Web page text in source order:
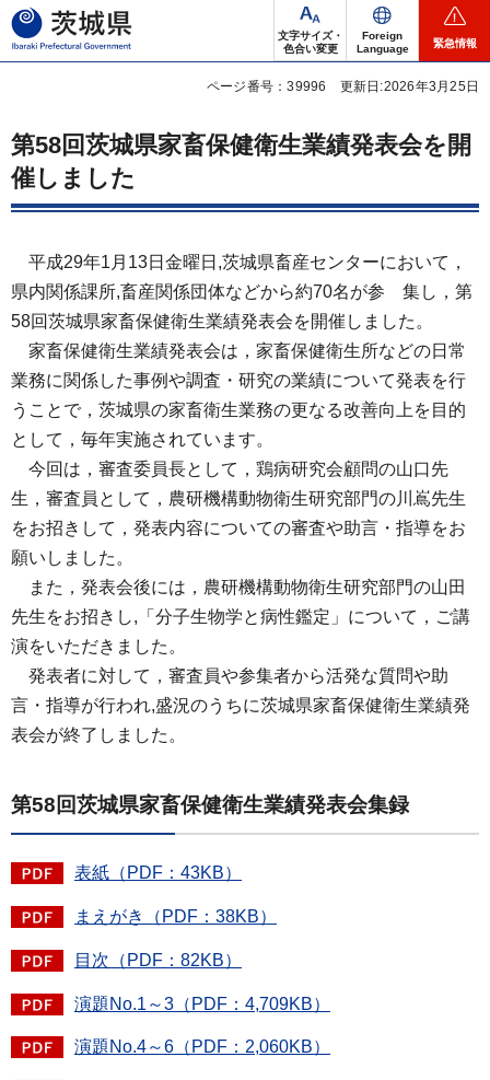
茨城県
文字サイズ・
色合い変更
Foreign
Language
緊急情報
ページ番号：39996 更新日:2026年3月25日
第58回茨城県家畜保健衛生業績発表会を開
催しました
平成29年1月13日金曜日,茨城県畜産センターにおいて，
県内関係課所,畜産関係団体などから約70名が参 集し，第
58回茨城県家畜保健衛生業績発表会を開催しました。
家畜保健衛生業績発表会は，家畜保健衛生所などの日常
業務に関係した事例や調査・研究の業績について発表を行
うことで，茨城県の家畜衛生業務の更なる改善向上を目的
として，毎年実施されています。
今回は，審査委員長として，鶏病研究会顧問の山口先
生，審査員として，農研機構動物衛生研究部門の川嶌先生
をお招きして，発表内容についての審査や助言・指導をお
願いしました。
また，発表会後には，農研機構動物衛生研究部門の山田
先生をお招きし,「分子生物学と病性鑑定」について，ご講
演をいただきました。
発表者に対して，審査員や参集者から活発な質問や助
言・指導が行われ,盛況のうちに茨城県家畜保健衛生業績発
表会が終了しました。
第58回茨城県家畜保健衛生業績発表会集録
表紙（PDF：43KB）
まえがき（PDF：38KB）
目次（PDF：82KB）
演題No.1～3（PDF：4,709KB）
演題No.4～6（PDF：2,060KB）